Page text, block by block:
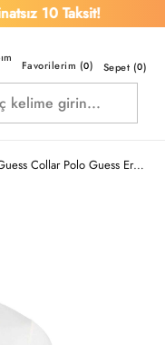
10 Taksit!
Favorilerim (0) Sepet (0)
Guess Collar Polo Guess Erkek T-shirt M6RP47KARS2-G018 Ss Paul